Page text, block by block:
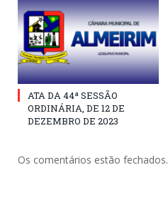
ATA DA 44ª SESSÃO
ORDINÁRIA, DE 12 DE
DEZEMBRO DE 2023
Os comentários estão fechados.